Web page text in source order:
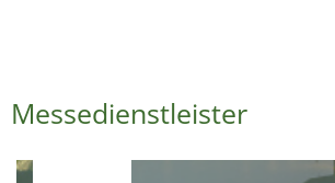
Messedienstleister